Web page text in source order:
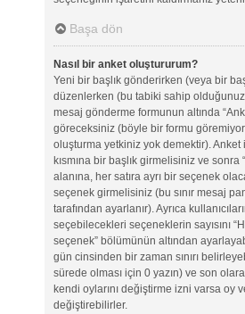
Başa dön
Nasıl bir anket oluştururum?
Yeni bir başlık gönderirken (veya bir
düzenlerken (bu tabiki sahip olduğunuz
mesaj gönderme formunun altında
göreceksiniz (böyle bir formu
oluşturma yetkiniz yok demektir). Anket
kısmına bir başlık girmelisiniz ve sonra
alanına, her satıra ayrı bir seçenek
seçenek girmelisiniz (bu sınır mesaj
tarafından ayarlanır). Ayrıca
seçebilecekleri seçeneklerin sayısını
seçenek” bölümünün altından
gün cinsinden bir zaman sınırı
sürede olması için 0 yazın) ve son
kendi oylarını değiştirme izni varsa oy
değiştirebilirler.